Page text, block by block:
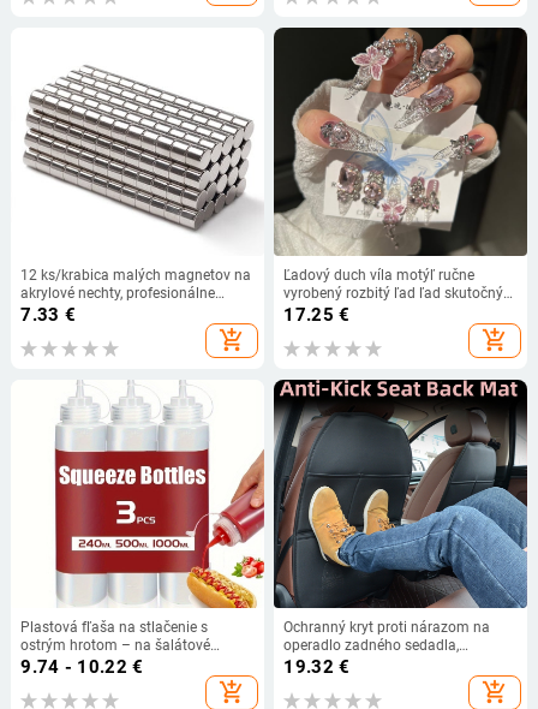
12 ks/krabica malých magnetov na
akrylové nechty, profesionálne
klieštiky na nechty, umelé tipy,
rezačky okrajov, veľkosť tipov,
salónny manikúrny nástroj
7.33 €
add_shopping_cart
Ľadový duch víla motýľ ručne
vyrobený rozbitý ľad ľad skutočný
výstrel pick-up vysoko kvalitný
vysoko kvalitný veľkoobchod
horúce dievča osobnosť nosiť a
17.25 €
add_shopping_cart
Plastová fľaša na stlačenie s
ostrým hrotom – na šalátové
zálievky, omáčky a koreniny,
domáce aj komerčné použitie
9.74 - 10.22 €
add_shopping_cart
Ochranný kryt proti nárazom na
operadlo zadného sedadla,
protišmyková podložka do auta
protišmykový materiál do interiéru
19.32 €
add_shopping_cart